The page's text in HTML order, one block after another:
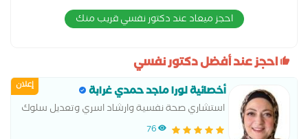
احجز ميعاد عند دكتور نفسي قريب منك
احجز عند أفضل دكتور نفسي
إعلان أخصائية لورا ماجد حمدي غرابة
استشاري صحة نفسية وارشاد اسري وتعديل سلوك
معالج نفسي اكلينيكي
76